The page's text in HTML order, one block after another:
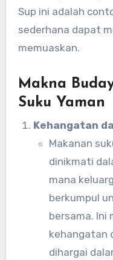
Sup ini adalah
sederhana dapat
memuaskan.
Makna
Suku Yaman
Kehangatan
Makanan
dinikmati
mana
berkumpul
bersama. Ini
kehangatan
dihargai